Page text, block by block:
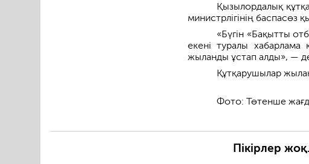
Қызылордалық
министрлігінің баспасөз
«Бүгін «Бақытты
екені туралы хабарлама
жыланды ұстап алды», —
Құтқарушылар
Фото: Төтенше
Пікірлер